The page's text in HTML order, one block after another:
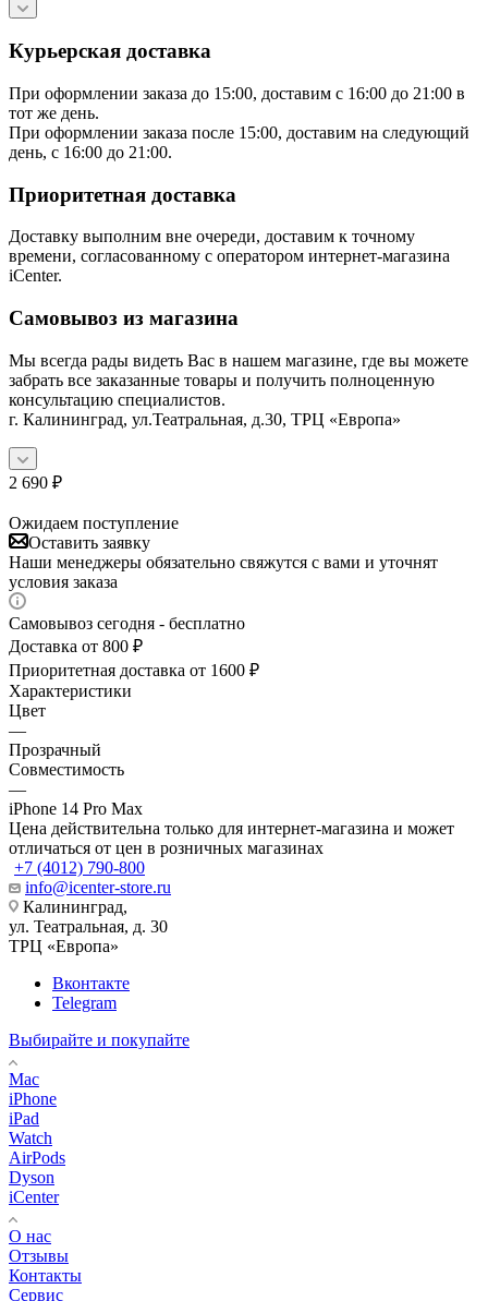
Курьерская доставка
При оформлении заказа до 15:00, доставим с 16:00 до 21:00 в
тот же день.
При оформлении заказа после 15:00, доставим на следующий
день, с 16:00 до 21:00.
Приоритетная доставка
Доставку выполним вне очереди, доставим к точному
времени, согласованному с оператором интернет-магазина
iCenter.
Самовывоз из магазина
Мы всегда рады видеть Вас в нашем магазине, где вы можете
забрать все заказанные товары и получить полноценную
консультацию специалистов.
г. Калининград, ул.Театральная, д.30, ТРЦ «Европа»
2 690 ₽
Ожидаем поступление
Оставить заявку
Наши менеджеры обязательно свяжутся с вами и уточнят
условия заказа
Самовывоз сегодня - бесплатно
Доставка от 800 ₽
Приоритетная доставка от 1600 ₽
Характеристики
Цвет
—
Прозрачный
Совместимость
—
iPhone 14 Pro Max
Цена действительна только для интернет-магазина и может
отличаться от цен в розничных магазинах
+7 (4012) 790-800
info@icenter-store.ru
Калининград,
ул. Театральная, д. 30
ТРЦ «Европа»
Вконтакте
Telegram
Выбирайте и покупайте
Mac
iPhone
iPad
Watch
AirPods
Dyson
iCenter
О нас
Отзывы
Контакты
Сервис